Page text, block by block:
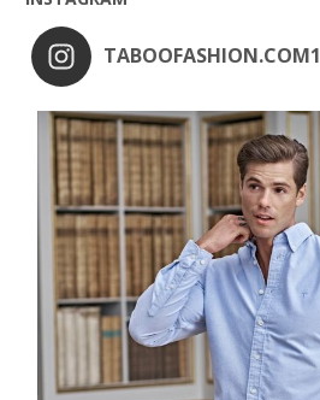
TABOOFASHION.COM1